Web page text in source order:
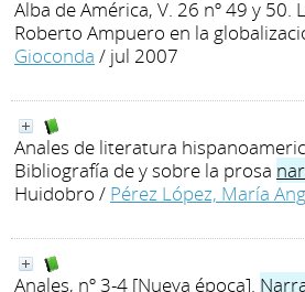
Alba de América, V. 26 nº 49 y 50.
Roberto Ampuero en la
Gioconda / jul 2007
Anales de literatura
Bibliografía de y sobre la prosa
Huidobro / Pérez López, María
Anales, nº 3-4 [Nueva época].